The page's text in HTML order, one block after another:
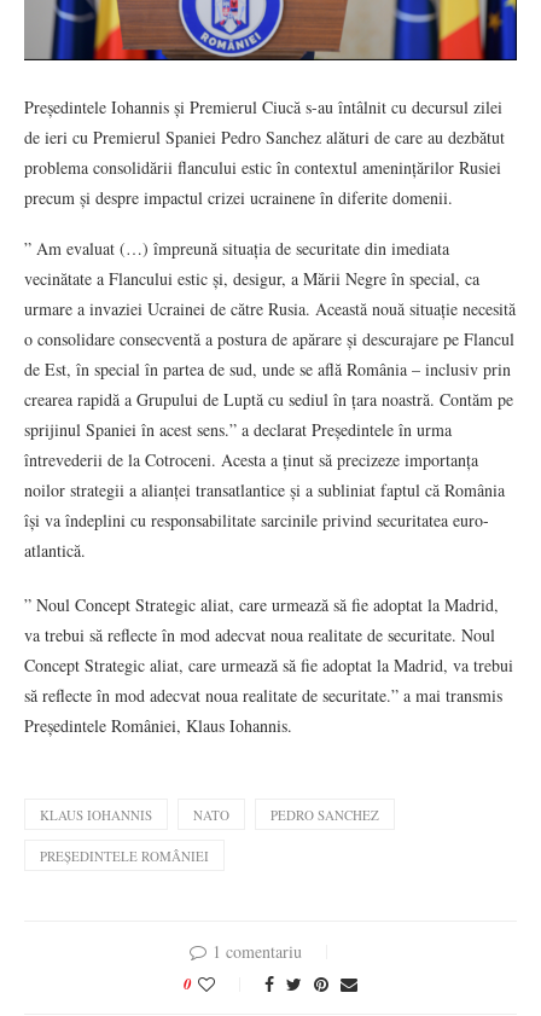
Președintele Iohannis și Premierul Ciucă s-au întâlnit cu decursul zilei
de ieri cu Premierul Spaniei Pedro Sanchez alături de care au dezbătut
problema consolidării flancului estic în contextul amenințărilor Rusiei
precum și despre impactul crizei ucrainene în diferite domenii.
” Am evaluat (…) împreună situația de securitate din imediata
vecinătate a Flancului estic și, desigur, a Mării Negre în special, ca
urmare a invaziei Ucrainei de către Rusia. Această nouă situație necesită
o consolidare consecventă a postura de apărare și descurajare pe Flancul
de Est, în special în partea de sud, unde se află România – inclusiv prin
crearea rapidă a Grupului de Luptă cu sediul în țara noastră. Contăm pe
sprijinul Spaniei în acest sens.” a declarat Președintele în urma
întrevederii de la Cotroceni. Acesta a ținut să precizeze importanța
noilor strategii a alianței transatlantice și a subliniat faptul că România
își va îndeplini cu responsabilitate sarcinile privind securitatea euro-
atlantică.
” Noul Concept Strategic aliat, care urmează să fie adoptat la Madrid,
va trebui să reflecte în mod adecvat noua realitate de securitate. Noul
Concept Strategic aliat, care urmează să fie adoptat la Madrid, va trebui
să reflecte în mod adecvat noua realitate de securitate.” a mai transmis
Președintele României, Klaus Iohannis.
KLAUS IOHANNIS NATO PEDRO SANCHEZ
PREȘEDINTELE ROMÂNIEI
1 comentariu
0